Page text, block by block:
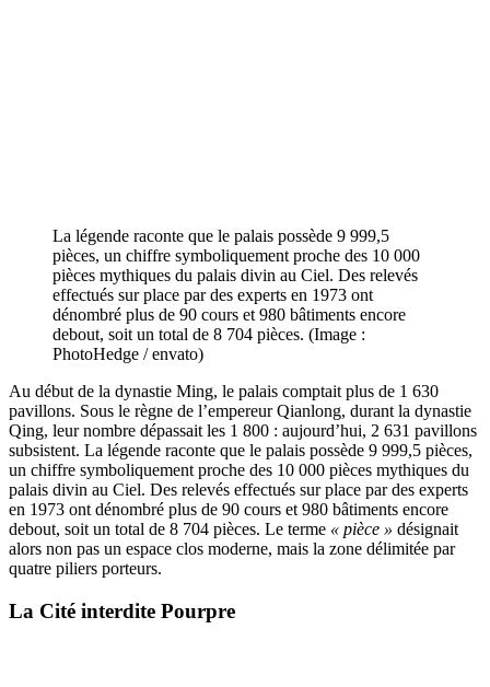
La légende raconte que le palais possède 9 999,5
pièces, un chiffre symboliquement proche des 10 000
pièces mythiques du palais divin au Ciel. Des relevés
effectués sur place par des experts en 1973 ont
dénombré plus de 90 cours et 980 bâtiments encore
debout, soit un total de 8 704 pièces. (Image :
PhotoHedge / envato)
Au début de la dynastie Ming, le palais comptait plus de 1 630
pavillons. Sous le règne de l’empereur Qianlong, durant la dynastie
Qing, leur nombre dépassait les 1 800 : aujourd’hui, 2 631 pavillons
subsistent. La légende raconte que le palais possède 9 999,5 pièces,
un chiffre symboliquement proche des 10 000 pièces mythiques du
palais divin au Ciel. Des relevés effectués sur place par des experts
en 1973 ont dénombré plus de 90 cours et 980 bâtiments encore
debout, soit un total de 8 704 pièces. Le terme « pièce » désignait
alors non pas un espace clos moderne, mais la zone délimitée par
quatre piliers porteurs.
La Cité interdite Pourpre